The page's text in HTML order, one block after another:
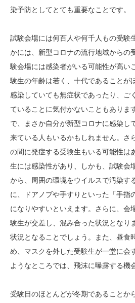
染予防としてとても重要なことです。
試験会場には何百人や何千人もの受験
かには、新型コロナの流行地域からの
験会場には感染者がいる可能性が高い
験生の年齢は若く、十代であることが
感染していても無症状であったり、ご
ていることに気付かないこともありま
で、まさか自分が新型コロナに感染し
来ている人もいるかもしれません。さ
の間に発症する受験生もいる可能性は
生には感染性があり、しかも、試験会
から、周囲の環境をウイルスで汚染す
に、ドアノブや手すりといった「手指
になりやすいといえます。さらに、会
験生が交差し、混み合った状況となり
状況となることでしょう。また、昼食
め、マスクを外した受験生が一堂に会
ようなところでは、飛沫に曝露する機
受験日のほとんどが冬期であることか